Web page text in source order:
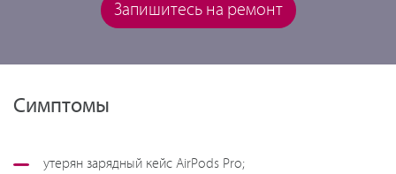
Запишитесь на ремонт
Симптомы
утерян зарядный кейс AirPods Pro;